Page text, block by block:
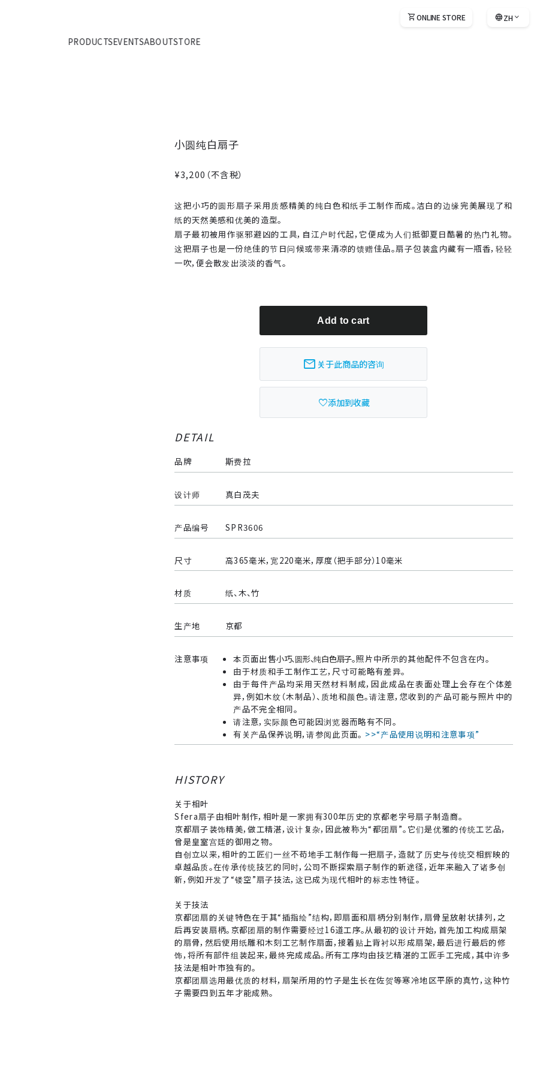
PRODUCTSEVENTSABOUTSTORE
shopping_cartONLINE STORE languageZHexpand_more
小圆纯白扇子
¥3,200 （不含税）
这把小巧的圆形扇子采用质感精美的纯白色和纸手工制作而成。洁白的边缘完美展现了和
纸的天然美感和优美的造型。
扇子最初被用作驱邪避凶的工具，自江户时代起，它便成为人们抵御夏日酷暑的热门礼物。
这把扇子也是一份绝佳的节日问候或带来清凉的馈赠佳品。扇子包装盒内藏有一瓶香，轻轻
一吹，便会散发出淡淡的香气。
mail 关于此商品的咨询
favorite_border添加到收藏
DETAIL
品牌 斯费拉
设计师 真白茂夫
产品编号 SPR3606
尺寸 高365毫米，宽220毫米，厚度（把手部分）10毫米
材质 纸、木、竹
生产地 京都
注意事项 本页面出售小巧、圆形、纯白色扇子。照片中所示的其他配件不包含在内。
由于材质和手工制作工艺，尺寸可能略有差异。
由于每件产品均采用天然材料制成，因此成品在表面处理上会存在个体差
异，例如木纹（木制品）、质地和颜色。请注意，您收到的产品可能与照片中的
产品不完全相同。
请注意，实际颜色可能因浏览器而略有不同。
有关产品保养说明，请参阅此页面。 >>“产品使用说明和注意事项”
HISTORY
关于相叶
Sfera扇子由相叶制作，相叶是一家拥有300年历史的京都老字号扇子制造商。
京都扇子装饰精美，做工精湛，设计复杂，因此被称为“都团扇”。它们是优雅的传统工艺品，
曾是皇室宫廷的御用之物。
自创立以来，相叶的工匠们一丝不苟地手工制作每一把扇子，造就了历史与传统交相辉映的
卓越品质。在传承传统技艺的同时，公司不断探索扇子制作的新途径，近年来融入了诸多创
新，例如开发了“镂空”扇子技法，这已成为现代相叶的标志性特征。
关于技法
京都团扇的关键特色在于其“插指绘”结构，即扇面和扇柄分别制作，扇骨呈放射状排列，之
后再安装扇柄。京都团扇的制作需要经过16道工序。从最初的设计开始，首先加工构成扇架
的扇骨，然后使用纸雕和木刻工艺制作扇面，接着贴上背衬以形成扇架，最后进行最后的修
饰，将所有部件组装起来，最终完成成品。所有工序均由技艺精湛的工匠手工完成，其中许多
技法是相叶市独有的。
京都团扇选用最优质的材料，扇架所用的竹子是生长在佐贺等寒冷地区平原的真竹，这种竹
子需要四到五年才能成熟。